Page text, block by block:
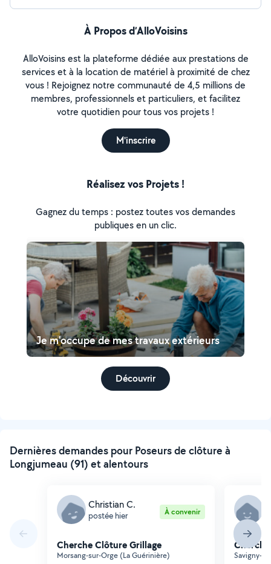
À Propos d’AlloVoisins
AlloVoisins est la plateforme dédiée aux prestations de
services et à la location de matériel à proximité de chez
vous ! Rejoignez notre communauté de 4,5 millions de
membres, professionnels et particuliers, et facilitez
votre quotidien pour tous vos projets !
M'inscrire
Réalisez vos Projets !
Gagnez du temps : postez toutes vos demandes
publiques en un clic.
Je m'occupe de mes travaux extérieurs
Découvrir
Dernières demandes pour Poseurs de clôture à
Longjumeau (91) et alentours
Christian C.
postée hier À convenir
Cherche Clôture Grillage
Morsang-sur-Orge (La Guérinière)
Savigny-